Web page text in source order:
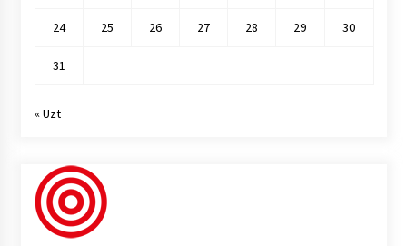
24 25 26 27 28 29 30
31
« Uzt